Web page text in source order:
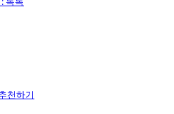
천하기